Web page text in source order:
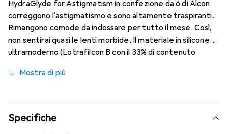
HydraGlyde for Astigmatism in confezione da 6 di Alcon
correggono l'astigmatismo e sono altamente traspiranti.
Rimangono comode da indossare per tutto il mese. Così,
non sentirai quasi le lenti morbide. Il materiale in silicone
ultramoderno (Lotrafilcon B con il 33% di contenuto
Moisture Matrix e la nota tecnologia SmartShield,
conosci. Un comfort e un'esperienza di utilizzo senza
interruzioni per tutto il giorno.
Mostra di più
Specifiche